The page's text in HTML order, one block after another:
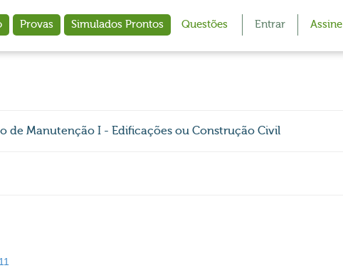
Provas Simulados Prontos Questões Entrar Assine
de Manutenção I - Edificações ou Construção Civil